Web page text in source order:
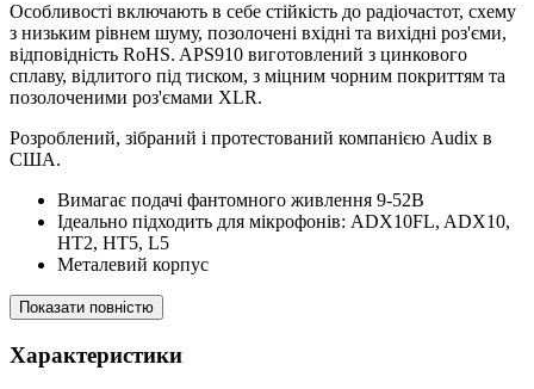
Особливості включають в себе стійкість до радіочастот, схему
з низьким рівнем шуму, позолочені вхідні та вихідні роз'єми,
відповідність RoHS. APS910 виготовлений з цинкового
сплаву, відлитого під тиском, з міцним чорним покриттям та
позолоченими роз'ємами XLR.
Розроблений, зібраний і протестований компанією Audix в
США.
Вимагає подачі фантомного живлення 9-52В
Ідеально підходить для мікрофонів: ADX10FL, ADX10,
HT2, HT5, L5
Металевий корпус
Показати повністю
Характеристики